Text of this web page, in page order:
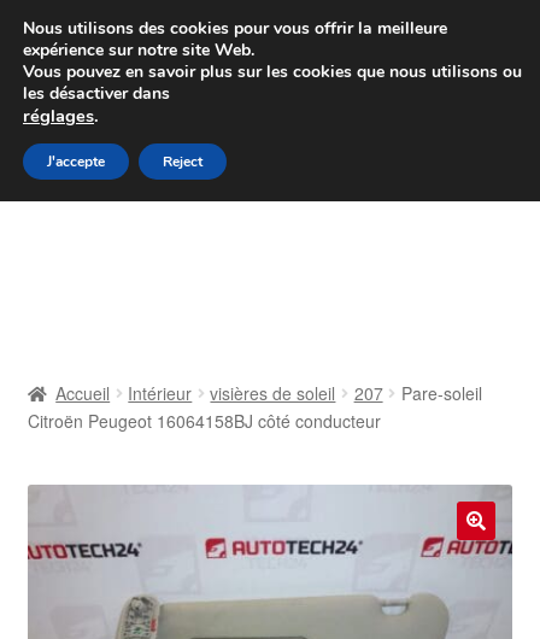
Colissimo livraison à partir de 7 EUR
Du lundi au vendredi de 9 h à 16 h
Aller
à
Aller
au
Contact
Livraison
Livraison internationale
Mon compte
Accueil Intérieur visières de soleil 207
Pare-soleil
Citroën Peugeot 16064158BJ côté conducteur
🔍
Nous utilisons des cookies pour vous offrir la meilleure
expérience sur notre site Web.
Vous pouvez en savoir plus sur les cookies que nous utilisons ou
les désactiver dans
réglages.
J'accepte Reject